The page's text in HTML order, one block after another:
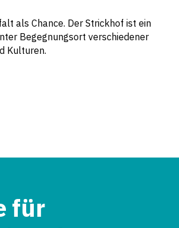
als Chance. Der Strickhof ist ein
Begegnungsort verschiedener
Kulturen.
für